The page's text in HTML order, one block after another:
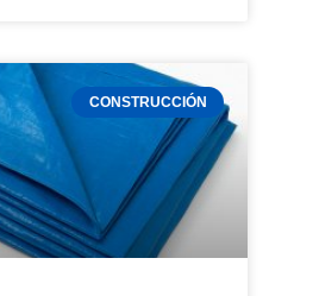
CONSTRUCCIÓN